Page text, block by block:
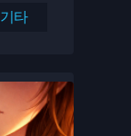
기타